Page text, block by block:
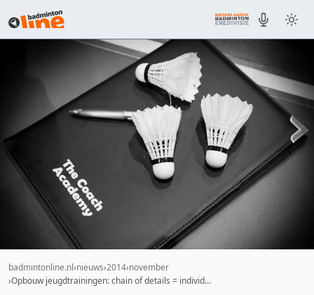
badmintonline.nl nieuws 2014 november
Opbouw jeugdtrainingen: chain of details = individ…